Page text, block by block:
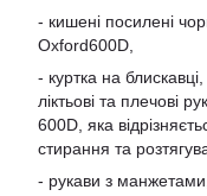
- кишені посилені
Oxford600D,
- куртка на
ліктьові та плечові
600D, яка
стирання та
- рукави з